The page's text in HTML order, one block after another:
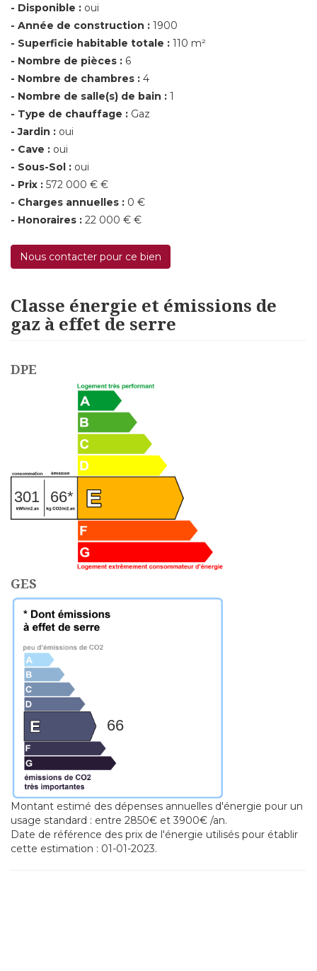
- Disponible : oui
- Année de construction : 1900
- Superficie habitable totale : 110 m²
- Nombre de pièces : 6
- Nombre de chambres : 4
- Nombre de salle(s) de bain : 1
- Type de chauffage : Gaz
- Jardin : oui
- Cave : oui
- Sous-Sol : oui
- Prix : 572 000 € €
- Charges annuelles : 0 €
- Honoraires : 22 000 € €
Nous contacter pour ce bien
Classe énergie et émissions de
gaz à effet de serre
DPE
301 66*
GES
66
Montant estimé des dépenses annuelles d'énergie pour un
usage standard : entre 2850€ et 3900€ /an.
Date de référence des prix de l'énergie utilisés pour établir
cette estimation : 01-01-2023.